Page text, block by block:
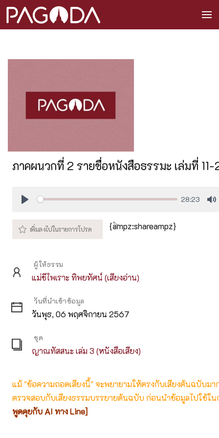
ภาคผนวกที่ 2 รายชื่อหนังสือธรรมะ เล่มที่ 11-
28:23
{ampz:shareampz}
ผู้ให้ธรรม
แม่ชีไพเราะ ทิพยทัศน์ (เสียงอ่าน)
วันที่นำเข้าข้อมูล
วันพุธ, 06 พฤศจิกายน 2567
ชุด
ญาณทัสสนะ เล่ม 3 (หนังสือเสียง)
แม้ "ข้อความถอดเสียงนี้" จะพยายามให้ตรงกับเสียงต้นฉบับม
ตรวจสอบกับเสียงธรรมบรรยายต้นฉบับ ก่อนนำข้อมูลไปใช้ใน
พูดคุยกับ AI ทาง Line]